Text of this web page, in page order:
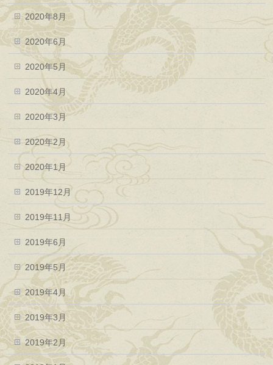
2020年8月
2020年6月
2020年5月
2020年4月
2020年3月
2020年2月
2020年1月
2019年12月
2019年11月
2019年6月
2019年5月
2019年4月
2019年3月
2019年2月